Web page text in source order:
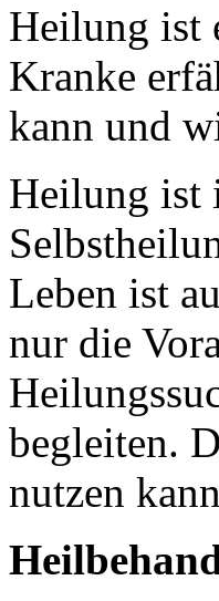
Heilung ist
Kranke
kann und
Heilung ist
Leben ist
nur die
begleiten.
nutzen